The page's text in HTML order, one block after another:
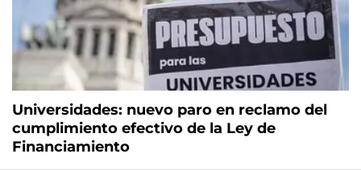
Universidades: nuevo paro en reclamo del
cumplimiento efectivo de la Ley de
Financiamiento